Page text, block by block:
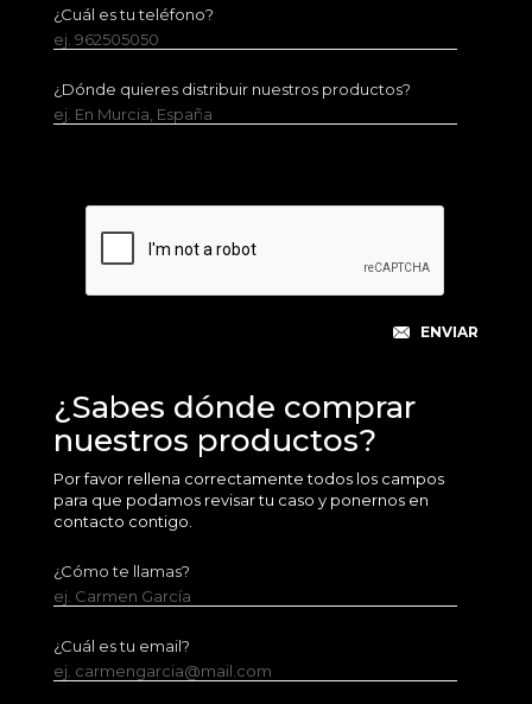
¿Cuál es tu teléfono?
ej. 962505050
¿Dónde quieres distribuir nuestros productos?
ej. En Murcia, España
¿Sabes dónde comprar
nuestros productos?
Por favor rellena correctamente todos los campos
para que podamos revisar tu caso y ponernos en
contacto contigo.
¿Cómo te llamas?
ej. Carmen García
¿Cuál es tu email?
ej. carmengarcia@mail.com